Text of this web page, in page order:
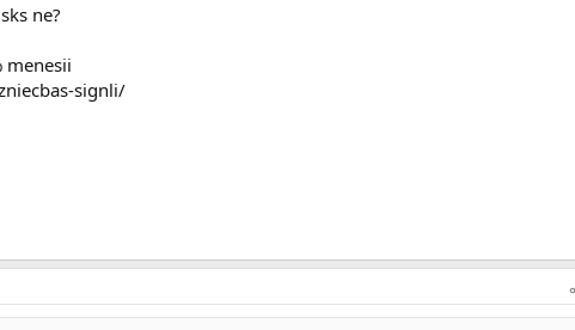
ne?
menesii
signli/